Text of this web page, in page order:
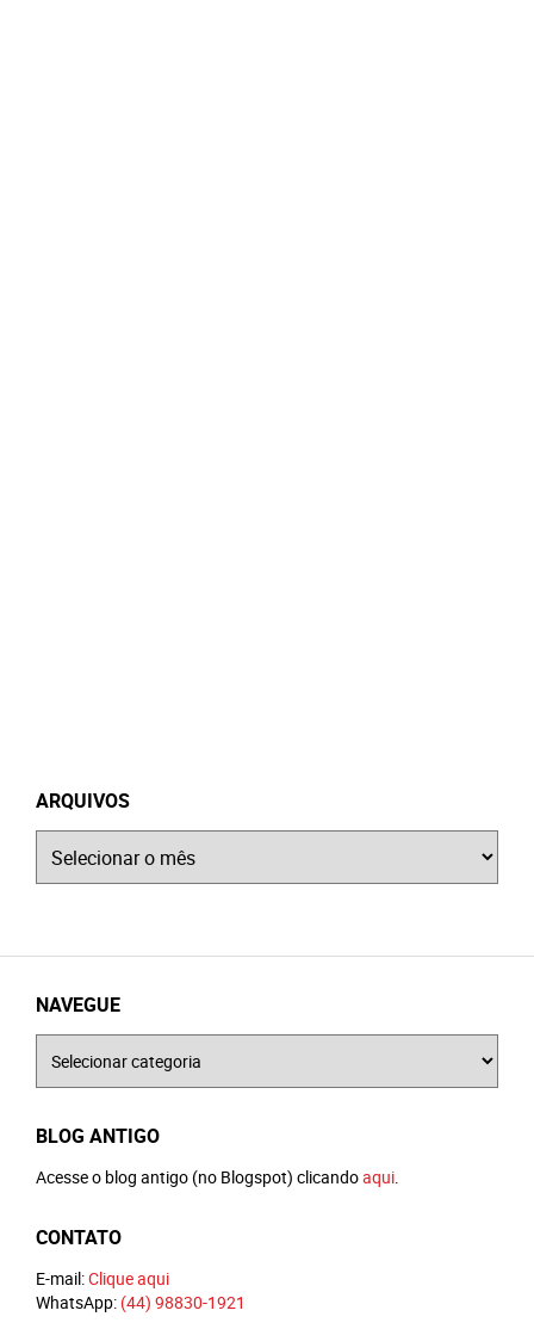
ARQUIVOS
NAVEGUE
BLOG ANTIGO
Acesse o blog antigo (no Blogspot) clicandoaqui.
CONTATO
E-mail:Clique aqui
WhatsApp: (44) 98830-1921